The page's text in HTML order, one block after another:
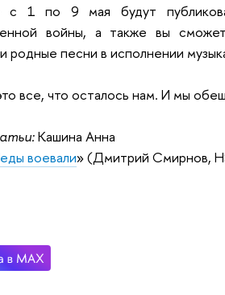
с 1 по 9 мая будут
войны, а также вы
родные песни в исполнении
все, что осталось нам. И мы
Кашина Анна
воевали» (Дмитрий Смирнов,